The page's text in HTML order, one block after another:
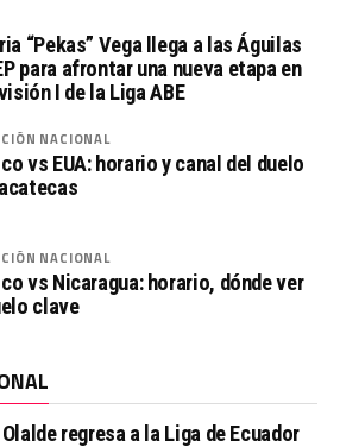
“Pekas” Vega llega a las Águilas
para afrontar una nueva etapa en
I de la Liga ABE
NACIONAL
vs EUA: horario y canal del duelo
NACIONAL
vs Nicaragua: horario, dónde ver
clave
Olalde regresa a la Liga de Ecuador